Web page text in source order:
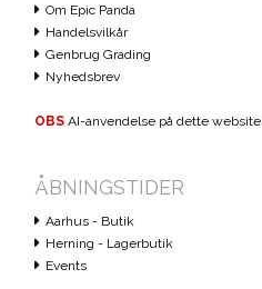
Om Epic Panda
Handelsvilkår
Genbrug Grading
Nyhedsbrev
OBS AI-anvendelse på dette website
ÅBNINGSTIDER
Aarhus - Butik
Herning - Lagerbutik
Events